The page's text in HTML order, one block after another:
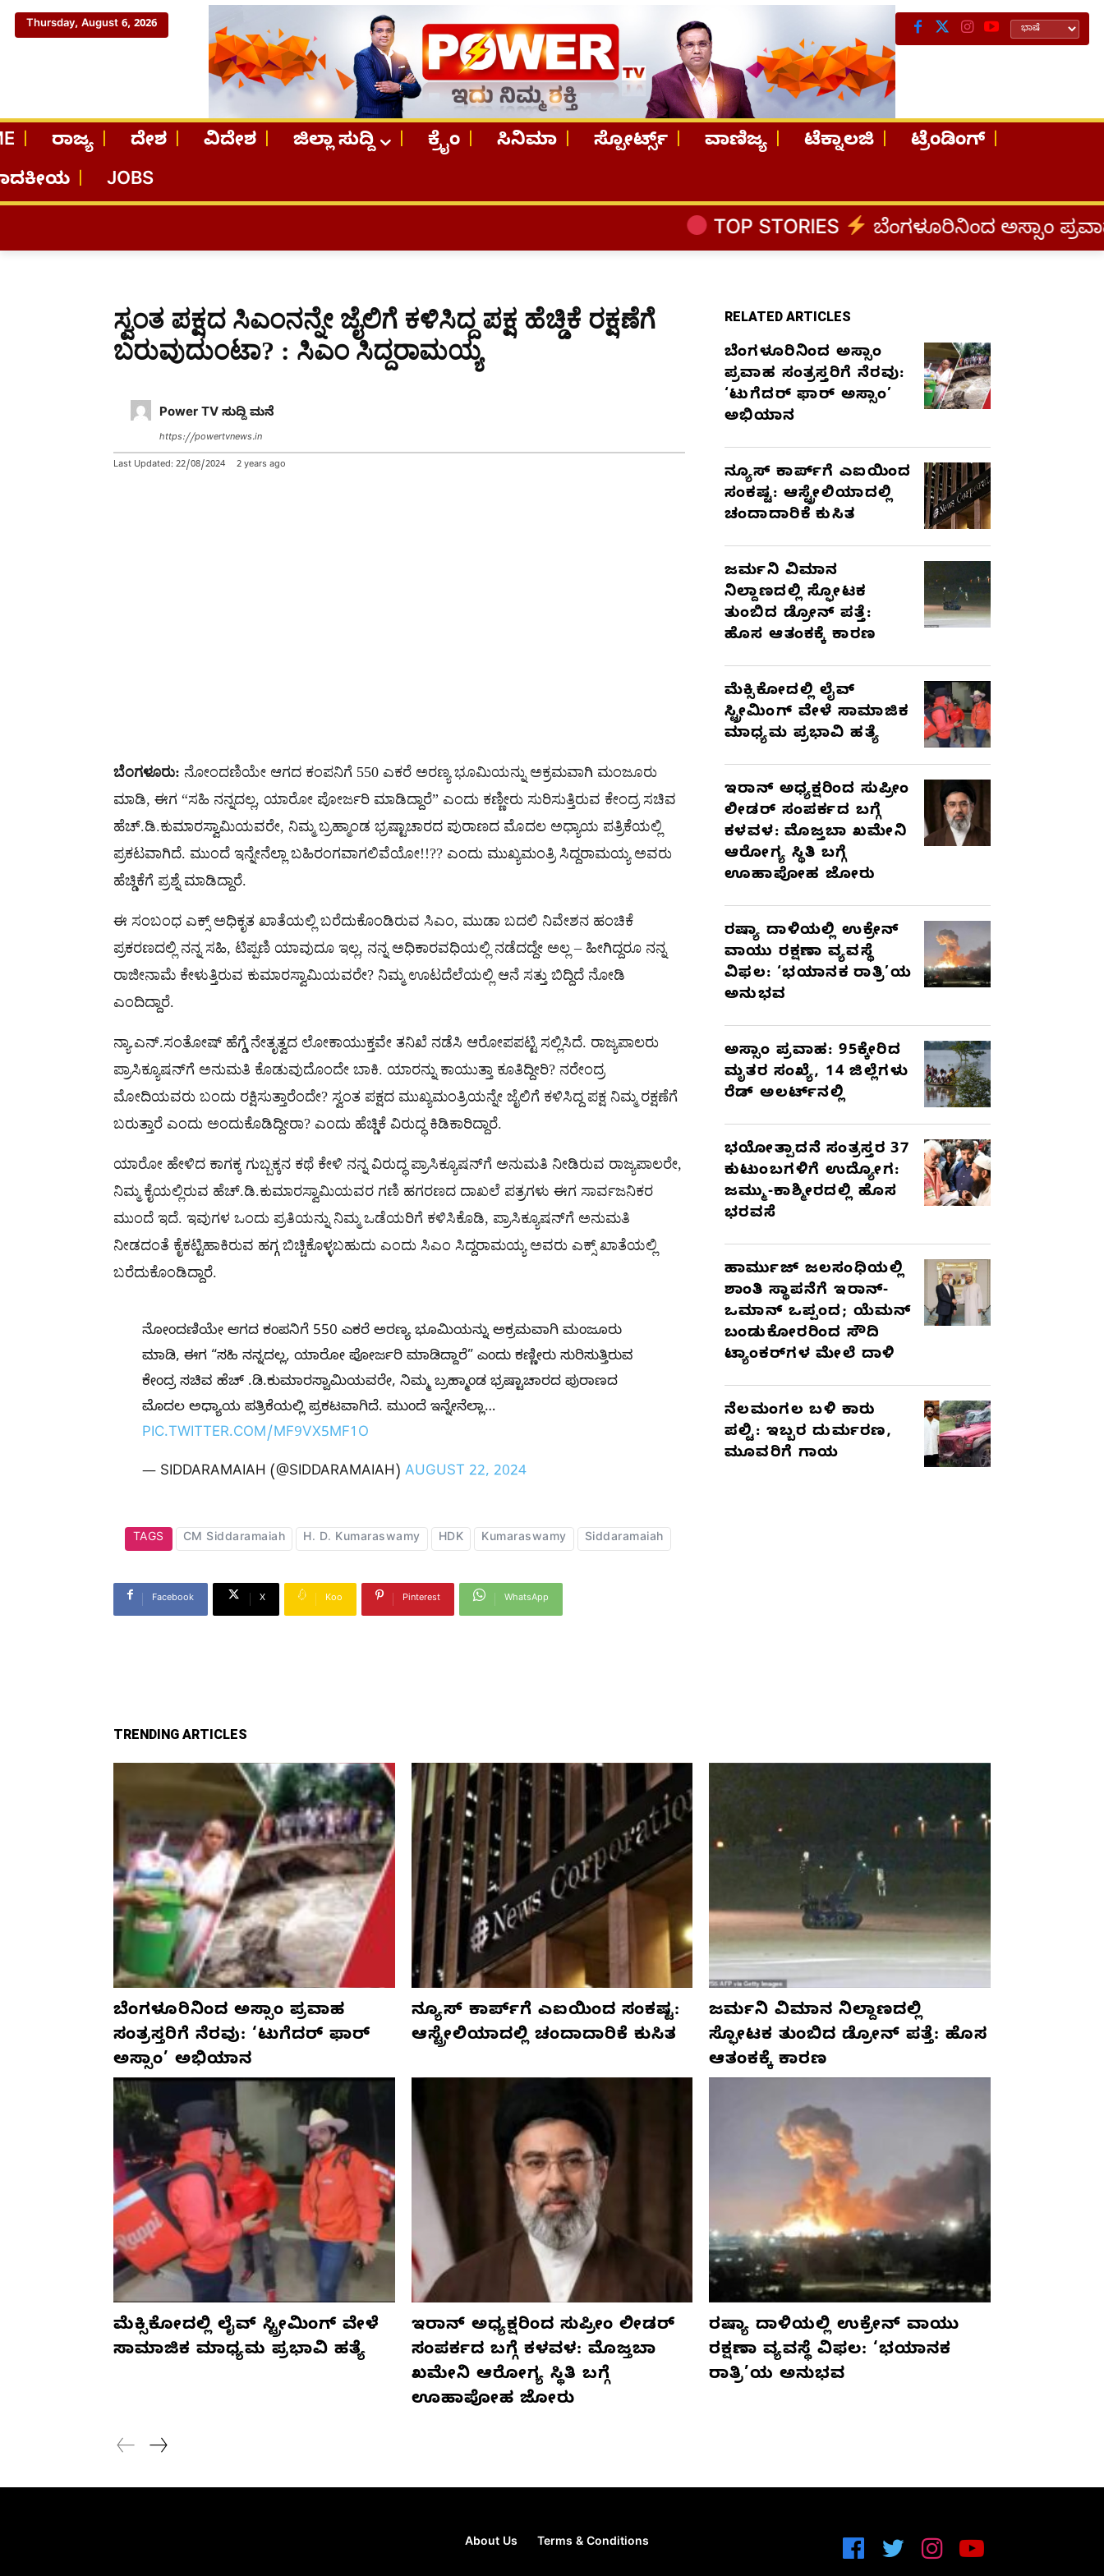
Thursday, August 6, 2026
ರಾಜ್ಯ ದೇಶ ವಿದೇಶ ಜಿಲ್ಲಾ ಸುದ್ದಿ ಕ್ರೈಂ ಸಿನಿಮಾ ಸ್ಪೋರ್ಟ್ಸ್ ವಾಣಿಜ್ಯ ಟೆಕ್ನಾಲಜಿ
ಟ್ರೆಂಡಿಂಗ್
JOBS
TOP STORIES ಬೆಂಗಳೂರಿನಿಂದ ಅಸ್ಸಾಂ ಪ್ರವಾಹ ಸಂತ್ರಸ್ತರಿಗೆ
ಸ್ವಂತ ಪಕ್ಷದ ಸಿಎಂನನ್ನೇ ಜೈಲಿಗೆ ಕಳಿಸಿದ್ದ ಪಕ್ಷ ಹೆಚ್ಡಿಕೆ ರಕ್ಷಣೆಗೆ
ಬರುವುದುಂಟಾ? : ಸಿಎಂ ಸಿದ್ದರಾಮಯ್ಯ
Power TV ಸುದ್ದಿ ಮನೆ
https://powertvnews.in
Last Updated: 22/08/2024 2 years ago
ಬೆಂಗಳೂರು: ನೋಂದಣಿಯೇ ಆಗದ ಕಂಪನಿಗೆ 550 ಎಕರೆ ಅರಣ್ಯ ಭೂಮಿಯನ್ನು ಅಕ್ರಮವಾಗಿ ಮಂಜೂರು
ಮಾಡಿ, ಈಗ “ಸಹಿ ನನ್ನದಲ್ಲ, ಯಾರೋ ಪೋರ್ಜರಿ ಮಾಡಿದ್ದಾರೆ” ಎಂದು ಕಣ್ಣೀರು ಸುರಿಸುತ್ತಿರುವ ಕೇಂದ್ರ ಸಚಿವ
ಹೆಚ್.ಡಿ.ಕುಮಾರಸ್ವಾಮಿಯವರೇ, ನಿಮ್ಮ ಬ್ರಹ್ಮಾಂಡ ಭ್ರಷ್ಟಾಚಾರದ ಪುರಾಣದ ಮೊದಲ ಅಧ್ಯಾಯ ಪತ್ರಿಕೆಯಲ್ಲಿ
ಪ್ರಕಟವಾಗಿದೆ. ಮುಂದೆ ಇನ್ನೇನೆಲ್ಲಾ ಬಹಿರಂಗವಾಗಲಿವೆಯೋ!!?? ಎಂದು ಮುಖ್ಯಮಂತ್ರಿ ಸಿದ್ದರಾಮಯ್ಯ ಅವರು
ಹೆಚ್ಡಿಕೆಗೆ ಪ್ರಶ್ನೆ ಮಾಡಿದ್ದಾರೆ.
ಈ ಸಂಬಂಧ ಎಕ್ಸ್​​ ಅಧಿಕೃತ ಖಾತೆಯಲ್ಲಿ ಬರೆದುಕೊಂಡಿರುವ ಸಿಎಂ, ಮುಡಾ ಬದಲಿ ನಿವೇಶನ ಹಂಚಿಕೆ
ಪ್ರಕರಣದಲ್ಲಿ ನನ್ನ ಸಹಿ, ಟಿಪ್ಪಣಿ ಯಾವುದೂ ಇಲ್ಲ, ನನ್ನ ಅಧಿಕಾರವಧಿಯಲ್ಲಿ ನಡೆದದ್ದೇ ಅಲ್ಲ – ಹೀಗಿದ್ದರೂ ನನ್ನ
ರಾಜೀನಾಮೆ ಕೇಳುತ್ತಿರುವ ಕುಮಾರಸ್ವಾಮಿಯವರೇ? ನಿಮ್ಮ ಊಟದೆಲೆಯಲ್ಲಿ ಆನೆ ಸತ್ತು ಬಿದ್ದಿದೆ ನೋಡಿ
ಎಂದಿದ್ದಾರೆ.
ನ್ಯಾ.ಎನ್.ಸಂತೋಷ್ ಹೆಗ್ಡೆ ನೇತೃತ್ವದ ಲೋಕಾಯುಕ್ತವೇ ತನಿಖೆ ನಡೆಸಿ ಆರೋಪಪಟ್ಟಿ ಸಲ್ಲಿಸಿದೆ. ರಾಜ್ಯಪಾಲರು
ಪ್ರಾಸಿಕ್ಯೂಷನ್‌ಗೆ ಅನುಮತಿ ಕೊಡುವುದೊಂದೇ ಬಾಕಿ. ಯಾರನ್ನು ಕಾಯುತ್ತಾ ಕೂತಿದ್ದೀರಿ? ನರೇಂದ್ರ
ಮೋದಿಯವರು ಬಂದು ರಕ್ಷಿಸುತ್ತಾರೆಂದೇ? ಸ್ವಂತ ಪಕ್ಷದ ಮುಖ್ಯಮಂತ್ರಿಯನ್ನೇ ಜೈಲಿಗೆ ಕಳಿಸಿದ್ದ ಪಕ್ಷ ನಿಮ್ಮ ರಕ್ಷಣೆಗೆ
ಬರುತ್ತಾರೆ ಎಂದು ಅಂದುಕೊಡಿದ್ದೀರಾ? ಎಂದು ಹೆಚ್ಡಿಕೆ ವಿರುದ್ಧ ಕಿಡಿಕಾರಿದ್ದಾರೆ.
ಯಾರೋ ಹೇಳಿದ ಕಾಗಕ್ಕ ಗುಬ್ಬಕ್ಕನ ಕಥೆ ಕೇಳಿ ನನ್ನ ವಿರುದ್ಧ ಪ್ರಾಸಿಕ್ಯೂಷನ್​ಗೆ ಅನುಮತಿ ನೀಡಿರುವ ರಾಜ್ಯಪಾಲರೇ,
ನಿಮ್ಮ ಕೈಯಲ್ಲಿರುವ ಹೆಚ್.ಡಿ.ಕುಮಾರಸ್ವಾಮಿಯವರ ಗಣಿ ಹಗರಣದ ದಾಖಲೆ ಪತ್ರಗಳು ಈಗ ಸಾರ್ವಜನಿಕರ
ಮುಂದೆ ಇದೆ. ಇವುಗಳ ಒಂದು ಪ್ರತಿಯನ್ನು ನಿಮ್ಮ ಒಡೆಯರಿಗೆ ಕಳಿಸಿಕೊಡಿ, ಪ್ರಾಸಿಕ್ಯೂಷನ್​ಗೆ ಅನುಮತಿ
ನೀಡದಂತೆ ಕೈಕಟ್ಟಿಹಾಕಿರುವ ಹಗ್ಗ ಬಿಚ್ಚಿಕೊಳ್ಳಬಹುದು ಎಂದು ಸಿಎಂ ಸಿದ್ದರಾಮಯ್ಯ ಅವರು ಎಕ್ಸ್​​ ಖಾತೆಯಲ್ಲಿ
ಬರೆದುಕೊಂಡಿದ್ದಾರೆ.
ನೋಂದಣಿಯೇ ಆಗದ ಕಂಪನಿಗೆ 550 ಎಕರೆ ಅರಣ್ಯ ಭೂಮಿಯನ್ನು ಅಕ್ರಮವಾಗಿ ಮಂಜೂರು
ಮಾಡಿ, ಈಗ “ಸಹಿ ನನ್ನದಲ್ಲ, ಯಾರೋ ಪೋರ್ಜರಿ ಮಾಡಿದ್ದಾರೆ” ಎಂದು ಕಣ್ಣೀರು ಸುರಿಸುತ್ತಿರುವ
ಕೇಂದ್ರ ಸಚಿವ ಹೆಚ್ .ಡಿ.ಕುಮಾರಸ್ವಾಮಿಯವರೇ, ನಿಮ್ಮ ಬ್ರಹ್ಮಾಂಡ ಭ್ರಷ್ಟಾಚಾರದ ಪುರಾಣದ
ಮೊದಲ ಅಧ್ಯಾಯ ಪತ್ರಿಕೆಯಲ್ಲಿ ಪ್ರಕಟವಾಗಿದೆ. ಮುಂದೆ ಇನ್ನೇನೆಲ್ಲಾ…
PIC.TWITTER.COM/MF9VX5MF1O
— SIDDARAMAIAH (@SIDDARAMAIAH) AUGUST 22, 2024
TAGS CM Siddaramaiah H. D. Kumaraswamy HDK Kumaraswamy Siddaramaiah
Facebook X Koo Pinterest WhatsApp
RELATED ARTICLES
ಬೆಂಗಳೂರಿನಿಂದ ಅಸ್ಸಾಂ
ಪ್ರವಾಹ ಸಂತ್ರಸ್ತರಿಗೆ ನೆರವು:
‘ಟುಗೆದರ್ ಫಾರ್ ಅಸ್ಸಾಂ’
ಅಭಿಯಾನ
ನ್ಯೂಸ್ ಕಾರ್ಪ್‌ಗೆ ಎಐಯಿಂದ
ಸಂಕಷ್ಟ: ಆಸ್ಟ್ರೇಲಿಯಾದಲ್ಲಿ
ಚಂದಾದಾರಿಕೆ ಕುಸಿತ
ಜರ್ಮನಿ ವಿಮಾನ
ನಿಲ್ದಾಣದಲ್ಲಿ ಸ್ಫೋಟಕ
ತುಂಬಿದ ಡ್ರೋನ್ ಪತ್ತೆ:
ಹೊಸ ಆತಂಕಕ್ಕೆ ಕಾರಣ
ಮೆಕ್ಸಿಕೋದಲ್ಲಿ ಲೈವ್
ಸ್ಟ್ರೀಮಿಂಗ್ ವೇಳೆ ಸಾಮಾಜಿಕ
ಮಾಧ್ಯಮ ಪ್ರಭಾವಿ ಹತ್ಯೆ
ಇರಾನ್ ಅಧ್ಯಕ್ಷರಿಂದ ಸುಪ್ರೀಂ
ಲೀಡರ್ ಸಂಪರ್ಕದ ಬಗ್ಗೆ
ಕಳವಳ: ಮೊಜ್ತಬಾ ಖಮೇನಿ
ಆರೋಗ್ಯ ಸ್ಥಿತಿ ಬಗ್ಗೆ
ಊಹಾಪೋಹ ಜೋರು
ರಷ್ಯಾ ದಾಳಿಯಲ್ಲಿ ಉಕ್ರೇನ್
ವಾಯು ರಕ್ಷಣಾ ವ್ಯವಸ್ಥೆ
ವಿಫಲ: ‘ಭಯಾನಕ ರಾತ್ರಿ’ಯ
ಅನುಭವ
ಅಸ್ಸಾಂ ಪ್ರವಾಹ: 95ಕ್ಕೇರಿದ
ಮೃತರ ಸಂಖ್ಯೆ, 14 ಜಿಲ್ಲೆಗಳು
ರೆಡ್ ಅಲರ್ಟ್‌ನಲ್ಲಿ
ಭಯೋತ್ಪಾದನೆ ಸಂತ್ರಸ್ತರ 37
ಕುಟುಂಬಗಳಿಗೆ ಉದ್ಯೋಗ:
ಜಮ್ಮು-ಕಾಶ್ಮೀರದಲ್ಲಿ ಹೊಸ
ಭರವಸೆ
ಹಾರ್ಮುಜ್ ಜಲಸಂಧಿಯಲ್ಲಿ
ಶಾಂತಿ ಸ್ಥಾಪನೆಗೆ ಇರಾನ್-
ಒಮಾನ್ ಒಪ್ಪಂದ; ಯೆಮನ್
ಬಂಡುಕೋರರಿಂದ ಸೌದಿ
ಟ್ಯಾಂಕರ್‌ಗಳ ಮೇಲೆ ದಾಳಿ
ನೆಲಮಂಗಲ ಬಳಿ ಕಾರು
ಪಲ್ಟಿ: ಇಬ್ಬರ ದುರ್ಮರಣ,
ಮೂವರಿಗೆ ಗಾಯ
TRENDING ARTICLES
ಬೆಂಗಳೂರಿನಿಂದ ಅಸ್ಸಾಂ ಪ್ರವಾಹ
ಸಂತ್ರಸ್ತರಿಗೆ ನೆರವು: ‘ಟುಗೆದರ್ ಫಾರ್
ಅಸ್ಸಾಂ’ ಅಭಿಯಾನ
ನ್ಯೂಸ್ ಕಾರ್ಪ್‌ಗೆ ಎಐಯಿಂದ ಸಂಕಷ್ಟ:
ಆಸ್ಟ್ರೇಲಿಯಾದಲ್ಲಿ ಚಂದಾದಾರಿಕೆ ಕುಸಿತ
ಜರ್ಮನಿ ವಿಮಾನ ನಿಲ್ದಾಣದಲ್ಲಿ
ಸ್ಫೋಟಕ ತುಂಬಿದ ಡ್ರೋನ್ ಪತ್ತೆ: ಹೊಸ
ಆತಂಕಕ್ಕೆ ಕಾರಣ
ಮೆಕ್ಸಿಕೋದಲ್ಲಿ ಲೈವ್ ಸ್ಟ್ರೀಮಿಂಗ್ ವೇಳೆ
ಸಾಮಾಜಿಕ ಮಾಧ್ಯಮ ಪ್ರಭಾವಿ ಹತ್ಯೆ
ಇರಾನ್ ಅಧ್ಯಕ್ಷರಿಂದ ಸುಪ್ರೀಂ ಲೀಡರ್
ಸಂಪರ್ಕದ ಬಗ್ಗೆ ಕಳವಳ: ಮೊಜ್ತಬಾ
ಖಮೇನಿ ಆರೋಗ್ಯ ಸ್ಥಿತಿ ಬಗ್ಗೆ
ಊಹಾಪೋಹ ಜೋರು
ರಷ್ಯಾ ದಾಳಿಯಲ್ಲಿ ಉಕ್ರೇನ್ ವಾಯು
ರಕ್ಷಣಾ ವ್ಯವಸ್ಥೆ ವಿಫಲ: ‘ಭಯಾನಕ
ರಾತ್ರಿ’ಯ ಅನುಭವ
About Us Terms & Conditions